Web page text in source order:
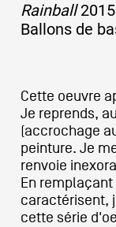
Rainball2015
Ballons de
Cette oeuvre
Je reprends,
(accrochage
peinture. Je
renvoie
En
caractérisent,
cette série